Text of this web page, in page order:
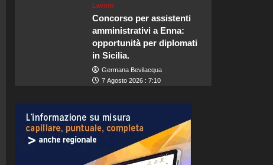
Lavoro
Concorso per assistenti
amministrativi a Enna:
opportunità per diplomati
in Sicilia.
Germana Bevilacqua
7 Agosto 2026 : 7:10